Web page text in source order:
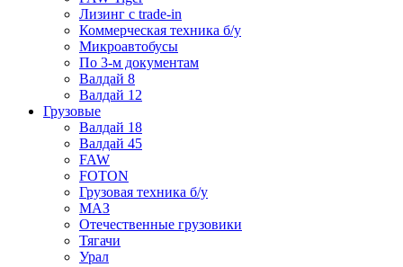
Лизинг с trade-in
Коммерческая техника б/у
Микроавтобусы
По 3-м документам
Валдай 8
Валдай 12
Грузовые
Валдай 18
Валдай 45
FAW
FOTON
Грузовая техника б/у
МАЗ
Отечественные грузовики
Тягачи
Урал